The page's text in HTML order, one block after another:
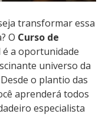
transformar essa
O Curso de
é a oportunidade
universo da
o plantio das
aprenderá todos
especialista